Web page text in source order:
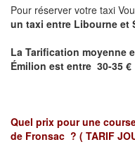
Pour réserver votre taxi
un taxi entre Libourne et
La Tarification moyenne
Émilion est entre 30-35
Quel prix pour une
de Fronsac ? ( TARIF